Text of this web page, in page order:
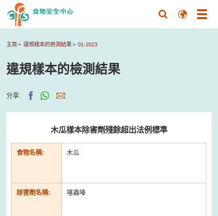
主頁 違規樣本的檢測結果 01-2023
違規樣本的檢測結果
分享:
木瓜樣本除害劑殘餘超出法例標準
食物名稱: 木瓜
除害劑名稱: 噻蟲嗪